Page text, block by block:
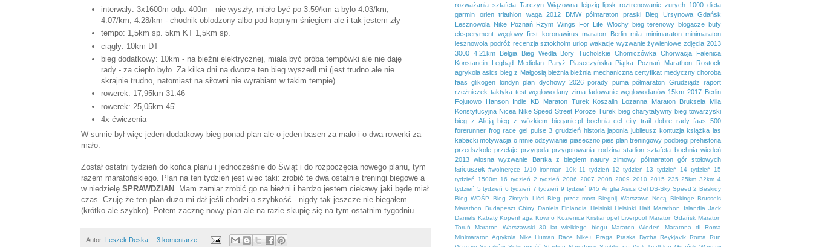
interwały: 3x1600m odp. 400m - nie wyszły, miało być po 3:59/km a było 4:03/km,
4:07/km, 4:28/km - chodnik oblodzony albo pod kopnym śniegiem ale i tak jestem zły
tempo: 1,5km sp. 5km KT 1,5km sp.
ciągły: 10km DT
bieg dodatkowy: 10km - na bieżni elektrycznej, miała być próba tempówki ale nie daję
rady - za ciepło było. Za kilka dni na dworze ten bieg wyszedł mi (jest trudno ale nie
skrajnie trudno, natomiast na siłowni nie wyrabiam w takim tempie)
rowerek: 17,95km 31:46
rowerek: 25,05km 45'
4x ćwiczenia
W sumie był więc jeden dodatkowy bieg ponad plan ale o jeden basen za mało i o dwa rowerki za
mało.
Został ostatni tydzień do końca planu i jednocześnie do Świąt i do rozpoczęcia nowego planu, tym
razem maratońskiego. Plan na ten tydzień jest więc taki: zrobić te dwa ostatnie treningi biegowe a
w niedzielę SPRAWDZIAN . Mam zamiar zrobić go na bieżni i bardzo jestem ciekawy jaki będę miał
czas. Czuję że ten plan dużo mi dał jeśli chodzi o szybkość - nigdy tak jeszcze nie biegałem
(krótko ale szybko). Potem zacznę nowy plan ale na razie skupię się na tym ostatnim tygodniu.
Autor: Leszek Deska 3 komentarze:
rozważania sztafeta Tarczyn Wiązowna leipzig lipsk roztrenowanie zurych 1000 dieta
garmin
orlen triathlon waga 2012 BMW półmaraton praski Bieg Ursynowa
Gdańsk
Lesznowola Nike Poznań Rzym Wings For Life Włochy bieg terenowy blogacze buty
eksperyment węglowy first koronawirus maraton Berlin mila minimaraton minimaraton
lesznowola podróż recenzja sztokholm urlop wakacje wyzwanie żywieniowe zdjęcia 2013
3000 4.21km Belgia Bieg Wedla Bory Tucholskie Chomiczówka Chorwacja
Falenica
Konstancin
Legbąd Mediolan Paryż Piaseczyńska Piątka Poznań Marathon
Rostock
agrykola asics bieg z Małgosią bieżnia bieżnia mechaniczna certyfikat medyczny choroba
faas
glikogen londyn plan dychowy 2026 porady puma półmaraton Grudziądz raport
rzeźniczek taktyka test węglowodany zima ładowanie węglowodanów 15km 2017 Berlin
Fojutowo
Hanson Indie KB Maraton Turek Koszalin Lozanna Maraton Bruksela
Mila
Konstytucyjna Nicea Nike Speed Street Poroże Turek bieg charytatywny bieg towarzyski
bieg z Alicją bieg z wózkiem bieganie.pl bochnia cel city trail dobre rady faas 500
forerunner frog race gel pulse 3 grudzień historia japonia jubileusz kontuzja książka las
kabacki motywacja o mnie odżywianie piaseczno pies plan treningowy podbiegi prehistoria
przedszkole przełaje przygoda przygotowania rodzina stadion sztafeta bochnia wiedeń
2013
wiosna wyzwanie Bartka z biegiem natury
zimowy półmaraton gór stołowych
łańcuszek #wolneręce 1/10 ironman 10k 11 tydzień 12 tydzień 13 tydzień 14 tydzień
15
tydzień
1500m 16 tydzień 2 tydzień 2006 2007 2008 2009 2010 2015 235 25km 32km 4
tydzień 5 tydzień 6 tydzień 7 tydzień 9 tydzień 945 Anglia Asics Gel DS-Sky Speed 2 Beskidy
Bieg WOŚP
Bieg Złotych Liści Bieg przez most Biegnij Warszawo Nocą Blekinge Brussels
Marathon
Budapeszt Chiny Daniels Finlandia Helsinki Helsinki Half Marathon Islandia Jack
Daniels Kabaty Kopenhaga Kowno Kozienice Kristianopel Liverpool Maraton Gdańsk Maraton
Toruń
Maraton Warszawski 30 lat wielkiego biegu Maraton Wiedeń
Maratona di Roma
Minimaraton Agrykola
Nike Human Race Nike+ Praga Praska Dycha Reykjavik Roma
Run